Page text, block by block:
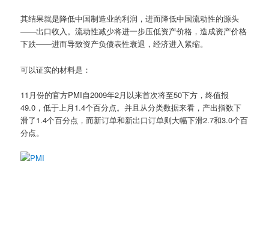
其结果就是降低中国制造业的利润，进而降低中国流动性的源头
——出口收入。流动性减少将进一步压低资产价格，造成资产价格
下跌——进而导致资产负债表性衰退，经济进入紧缩。
可以证实的材料是：
11月份的官方PMI自2009年2月以来首次将至50下方，终值报
49.0，低于上月1.4个百分点。并且从分类数据来看，产出指数下
滑了1.4个百分点，而新订单和新出口订单则大幅下滑2.7和3.0个百
分点。